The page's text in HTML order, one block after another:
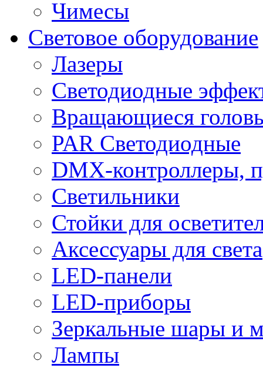
Чимесы
Световое оборудование
Лазеры
Светодиодные
Вращающиеся
PAR Светодиодные
DMX-контроллеры,
Светильники
Стойки для
Аксессуары для света
LED-панели
LED-приборы
Зеркальные шары и
Лампы